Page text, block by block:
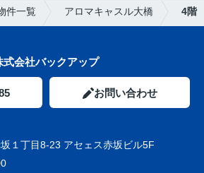
件一覧 アロマキャスル大橋 4階
式会社バックアップ
お問い合わせ
１丁目8-23 アセェス赤坂ビル5F